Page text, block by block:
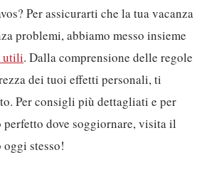
Per assicurarti che la tua vacanza
problemi, abbiamo messo insieme
utili. Dalla comprensione delle regole
dei tuoi effetti personali, ti
Per consigli più dettagliati e per
dove soggiornare, visita il
stesso!